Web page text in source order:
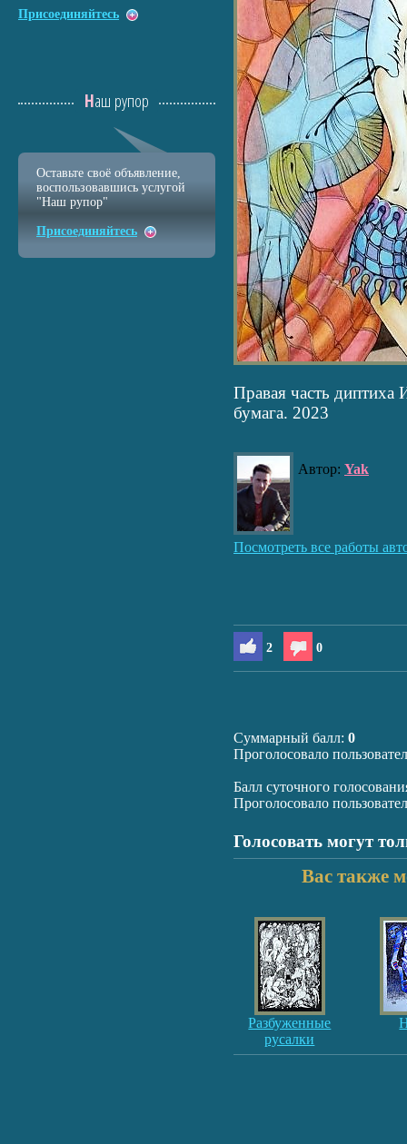
Правая часть
бумага. 2023
Автор: Yak
Посмотреть все работы
2 0
Суммарный балл: 0
Проголосовало
Балл суточного
Проголосовало
Голосовать могут
Вас также
Разбуженные
русалки
Присоединяйтесь
Наш рупор
Оставьте своё объявление,
воспользовавшись услугой
"Наш рупор"
Присоединяйтесь